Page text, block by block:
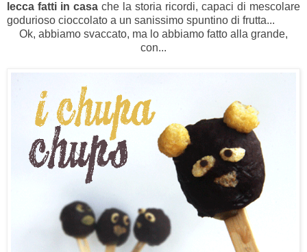
lecca fatti in casa che la storia ricordi, capaci di mescolare
godurioso cioccolato a un sanissimo spuntino di frutta...
Ok, abbiamo svaccato, ma lo abbiamo fatto alla grande,
con...